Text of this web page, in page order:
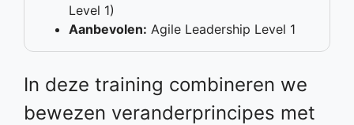
Level 1)
Aanbevolen: Agile Leadership Level 1
In deze training combineren we
bewezen veranderprincipes met